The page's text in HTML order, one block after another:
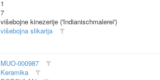
1
7
višebojne kinezerije ('Indianischmalerei')
višebojna slikarija
MUO-000987
Keramika